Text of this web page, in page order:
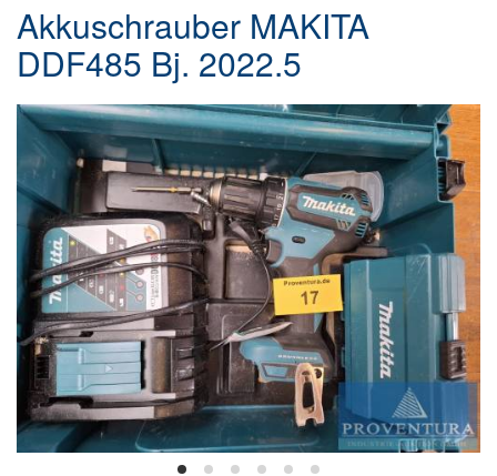
Akkuschrauber MAKITA
DDF485 Bj. 2022.5